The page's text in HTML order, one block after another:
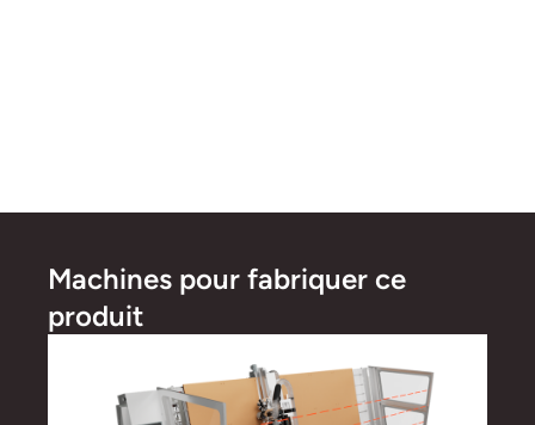
Machines pour fabriquer ce
produit